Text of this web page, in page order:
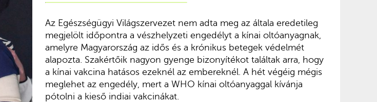
Az Egészségügyi Világszervezet nem adta meg az általa eredetileg
megjelölt időpontra a vészhelyzeti engedélyt a kínai oltóanyagnak,
amelyre Magyarország az idős és a krónikus betegek védelmét
alapozta. Szakértőik nagyon gyenge bizonyítékot találtak arra, hogy
a kínai vakcina hatásos ezeknél az embereknél. A hét végéig mégis
meglehet az engedély, mert a WHO kínai oltóanyaggal kívánja
pótolni a kieső indiai vakcinákat.